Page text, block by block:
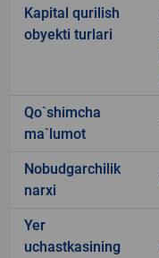
Kapital qurilish
obyekti turlari
Qo`shimcha
ma`lumot
Nobudgarchilik
narxi
Yer
uchastkasining